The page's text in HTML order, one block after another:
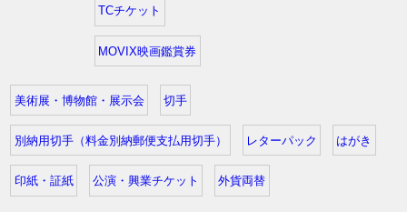
TCチケット
MOVIX映画鑑賞券
美術展・博物館・展示会 切手
別納用切手（料金別納郵便支払用切手） レターパック はがき
印紙・証紙 公演・興業チケット 外貨両替